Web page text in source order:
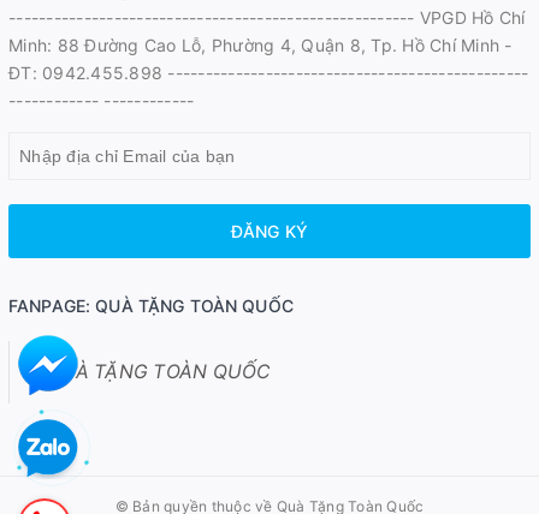
------------------------------------------------------ VPGD Hồ Chí
Minh: 88 Đường Cao Lỗ, Phường 4, Quận 8, Tp. Hồ Chí Minh -
ĐT: 0942.455.898 ------------------------------------------------
------------ ------------
ĐĂNG KÝ
FANPAGE: QUÀ TẶNG TOÀN QUỐC
QUÀ TẶNG TOÀN QUỐC
© Bản quyền thuộc về Quà Tặng Toàn Quốc